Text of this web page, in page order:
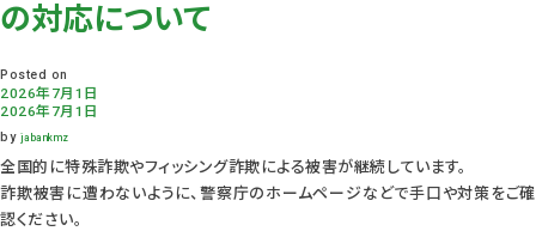
の対応について
Posted on
2026年7月1日
2026年7月1日
by jabankmz
全国的に特殊詐欺やフィッシング詐欺による被害が継続しています。
詐欺被害に遭わないように、警察庁のホームページなどで手口や対策をご確
認ください。